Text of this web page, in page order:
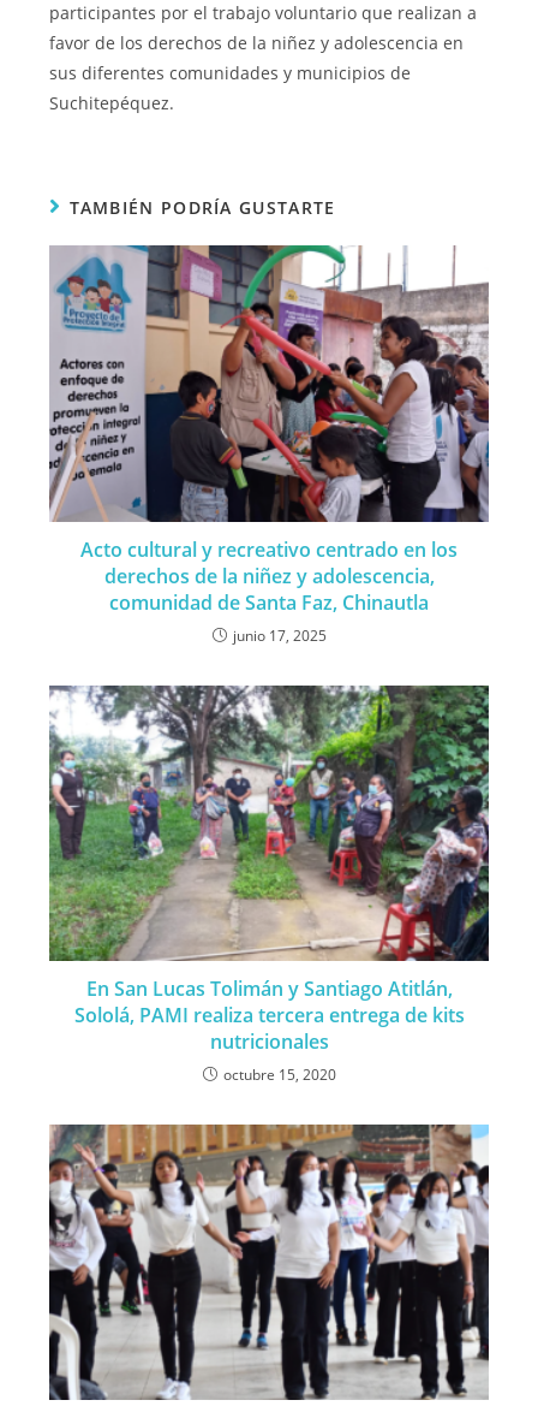
participantes por el trabajo voluntario que realizan a
favor de los derechos de la niñez y adolescencia en
sus diferentes comunidades y municipios de
Suchitepéquez.
TAMBIÉN PODRÍA GUSTARTE
Acto cultural y recreativo centrado en los
derechos de la niñez y adolescencia,
comunidad de Santa Faz, Chinautla
junio 17, 2025
En San Lucas Tolimán y Santiago Atitlán,
Sololá, PAMI realiza tercera entrega de kits
nutricionales
octubre 15, 2020